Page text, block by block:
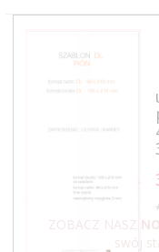
ZOBACZ NASZ
swój